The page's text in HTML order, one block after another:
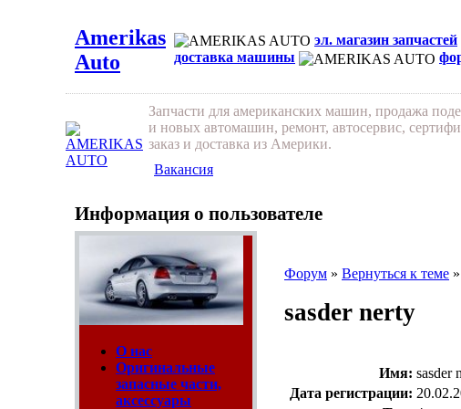
Amerikas
Auto
эл. магазин запчастей
доставка машины
Запчасти для американских машин, продажа
и новых автомашин, ремонт, автосервис,
заказ и доставка из Америки.
Вакансия
Информация о пользователе
О нас
Оригинальные
запасные части,
аксессуары
Форум » Вернуться к теме
sasder nerty
Имя: sasder
Дата регистрации: